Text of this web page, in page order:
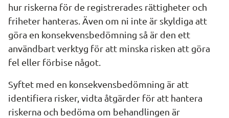
hur riskerna för de registrerades rättigheter och
friheter hanteras. Även om ni inte är skyldiga att
göra en konsekvensbedömning så är den ett
användbart verktyg för att minska risken att göra
fel eller förbise något.
Syftet med en konsekvensbedömning är att
identifiera risker, vidta åtgärder för att hantera
riskerna och bedöma om behandlingen är